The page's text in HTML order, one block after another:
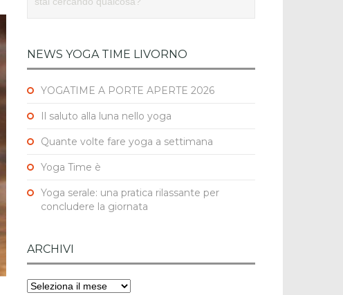
NEWS YOGA TIME LIVORNO
YOGATIME A PORTE APERTE 2026
Il saluto alla luna nello yoga
Quante volte fare yoga a settimana
Yoga Time è
Yoga serale: una pratica rilassante per
concludere la giornata
ARCHIVI
Archivi